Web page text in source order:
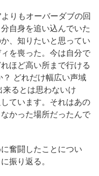
よりもオーバーダブの回
自身を追い込んでいた
、知りたいと思ってい
を喪った。今は自分で
ほど高い所まで行ける
どれだけ幅広い声域
るとは思わないけ
ています。それはあの
かった場所だったんで
奮闘したことについ
振り返る。